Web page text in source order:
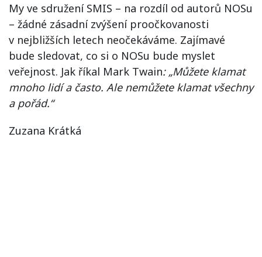
My ve sdružení SMIS – na rozdíl od autorů NOSu
– žádné zásadní zvýšení proočkovanosti
v nejbližších letech neočekáváme. Zajímavé
bude sledovat, co si o NOSu bude myslet
veřejnost. Jak říkal Mark Twain: „Můžete klamat
mnoho lidí a často. Ale nemůžete klamat všechny
a pořád.“
Zuzana Krátká